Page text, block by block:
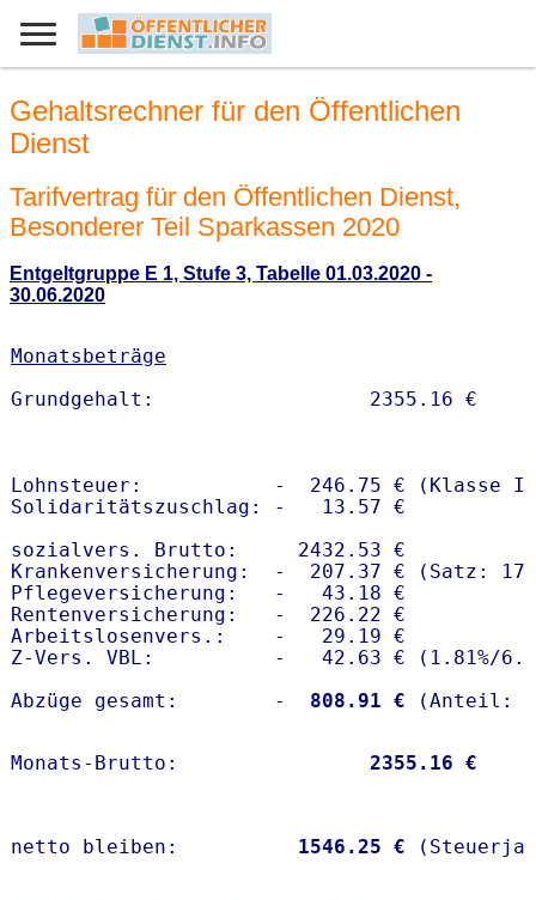
Gehaltsrechner für den Öffentlichen
Dienst
Tarifvertrag für den Öffentlichen Dienst,
Besonderer Teil Sparkassen 2020
Entgeltgruppe E 1, Stufe 3, Tabelle 01.03.2020 -
30.06.2020
Monatsbeträge
Lohnsteuer:           -  246.75 € (Klasse I)
Solidaritätszuschlag: -   13.57 €
sozialvers. Brutto:     2432.53 €
Krankenversicherung:  -  207.37 € (Satz:
Pflegeversicherung:   -   43.18 €
Rentenversicherung:   -  226.22 €
Arbeitslosenvers.:    -   29.19 €
Z-Vers. VBL:          -   42.63 € ( 1.81%/
Abzüge gesamt:        -
  808.91 €
Monats-Brutto: 2355.16 €
netto bleiben: 1546.25 €